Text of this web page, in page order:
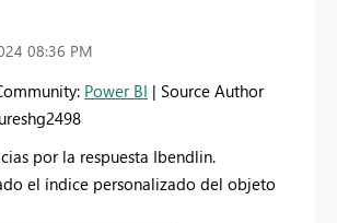
08:36 PM
Power BI | Source Author
por la respuesta Ibendlin.
el índice personalizado del objeto